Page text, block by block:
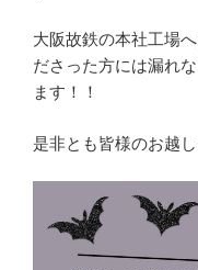
大阪故鉄の本社工場
ださった方には漏れ
ます！！
是非とも皆様のお越